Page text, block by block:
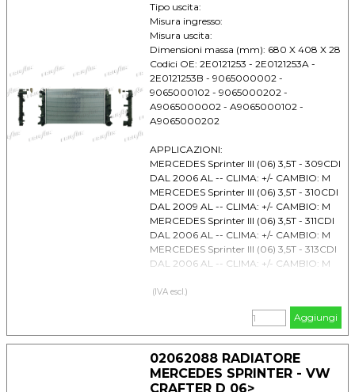
Tipo uscita:
Misura ingresso:
Misura uscita:
Dimensioni massa (mm): 680 X 408 X 28
Codici OE: 2E0121253 - 2E0121253A -
2E0121253B - 9065000002 -
9065000102 - 9065000202 -
A9065000002 - A9065000102 -
A9065000202
APPLICAZIONI:
MERCEDES Sprinter III (06) 3,5T - 309CDI
DAL 2006 AL -- CLIMA: +/- CAMBIO: M
MERCEDES Sprinter III (06) 3,5T - 310CDI
DAL 2009 AL -- CLIMA: +/- CAMBIO: M
MERCEDES Sprinter III (06) 3,5T - 311CDI
DAL 2006 AL -- CLIMA: +/- CAMBIO: M
MERCEDES Sprinter III (06) 3,5T - 313CDI
DAL 2006 AL -- CLIMA: +/- CAMBIO: M
DAL 2006 AL -- CLIMA: +/- CAMBIO: M
MERCEDES Sprinter III (06) 3,5T - 316CDI
DAL 2009 AL -- CLIMA: +/- CAMBIO: M
MERCEDES Sprinter III (06) 3,5T - 318CDI
MERCEDES Sprinter III (06) 3,5T - 319CDI
DAL 2009 AL -- CLIMA: +/- CAMBIO: M
(IVA escl.)
Aggiungi
02062088 RADIATORE
MERCEDES SPRINTER - VW
CRAFTER D 06>